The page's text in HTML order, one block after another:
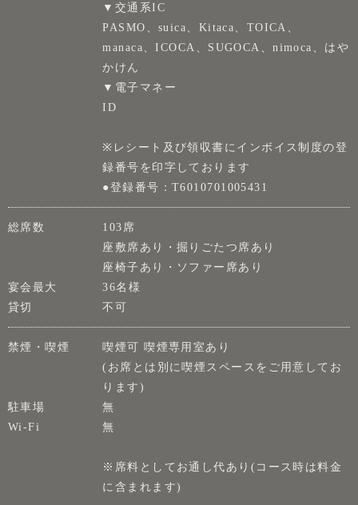
▼交通系IC
PASMO、suica、Kitaca、TOICA、
manaca、ICOCA、SUGOCA、nimoca、はや
かけん
▼電子マネー
ID
※レシート及び領収書にインボイス制度の登
録番号を印字しております
●登録番号：T6010701005431
総席数
103席
座敷席あり・掘りごたつ席あり
座椅子あり・ソファー席あり
宴会最大
36名様
貸切
不可
禁煙・喫煙
喫煙可 喫煙専用室あり
(お席とは別に喫煙スペースをご用意してお
ります)
駐車場
無
Wi-Fi
無
※席料としてお通し代あり(コース時は料金
に含まれます)